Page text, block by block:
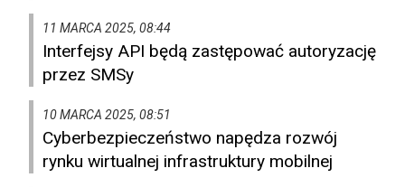
11 MARCA 2025, 08:44
Interfejsy API będą zastępować autoryzację
przez SMSy
10 MARCA 2025, 08:51
Cyberbezpieczeństwo napędza rozwój
rynku wirtualnej infrastruktury mobilnej